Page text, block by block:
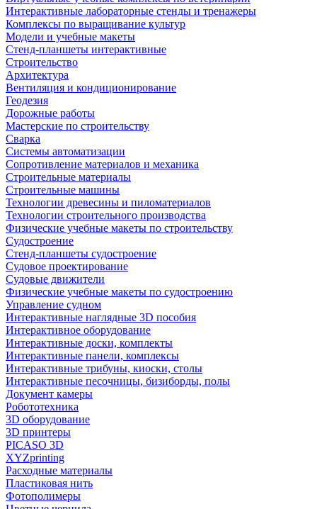
Интерактивные лабораторные стенды и тренажеры
Комплексы по выращивание культур
Модели и учебные макеты
Стенд-планшеты интерактивные
Строительство
Архитектура
Вентиляция и кондиционирование
Геодезия
Дорожные работы
Мастерские по строительству
Сварка
Системы автоматизации
Сопротивление материалов и механика
Строительные материалы
Строительные машины
Технологии древесины и пиломатериалов
Технологии строительного производства
Физические учебные макеты по строительству
Судостроение
Стенд-планшеты судостроение
Судовое проектирование
Судовые движители
Физические учебные макеты по судостроению
Управление судном
Интерактивные наглядные 3D пособия
Интерактивное оборудование
Интерактивные доски, комплекты
Интерактивные панели, комплексы
Интерактивные трибуны, киоски, столы
Интерактивные песочницы, бизиборды, полы
Документ камеры
Робототехника
3D оборудование
3D принтеры
PICASO 3D
XYZprinting
Расходные материалы
Пластиковая нить
Фотополимеры